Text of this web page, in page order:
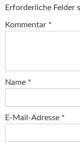
Erforderliche Felder
Kommentar *
Name *
E-Mail-Adresse *